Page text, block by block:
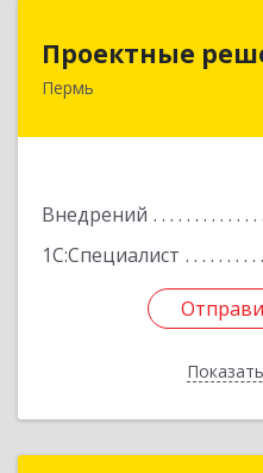
Проектные
Пермь
Внедрений
1С:Специалист
614087, Пермский